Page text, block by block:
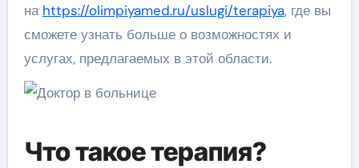
на https://olimpiyamed.ru/uslugi/terapiya, где вы
сможете узнать больше о возможностях и
услугах, предлагаемых в этой области.
Что такое терапия?